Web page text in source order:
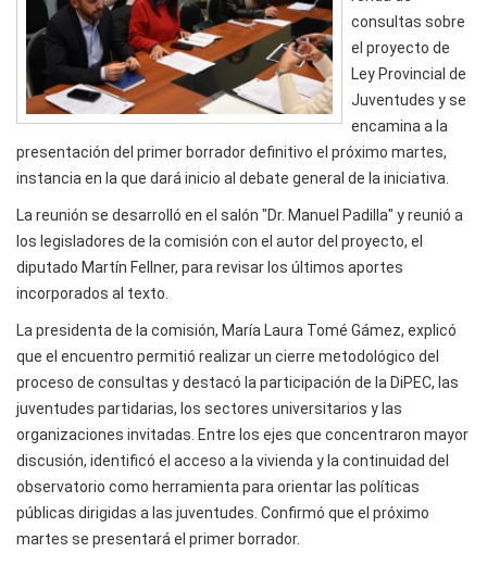
consultas sobre
el proyecto de
Ley Provincial de
Juventudes y se
encamina a la
presentación del primer borrador definitivo el próximo martes,
instancia en la que dará inicio al debate general de la iniciativa.
La reunión se desarrolló en el salón "Dr. Manuel Padilla" y reunió a
los legisladores de la comisión con el autor del proyecto, el
diputado Martín Fellner, para revisar los últimos aportes
incorporados al texto.
La presidenta de la comisión, María Laura Tomé Gámez, explicó
que el encuentro permitió realizar un cierre metodológico del
proceso de consultas y destacó la participación de la DiPEC, las
juventudes partidarias, los sectores universitarios y las
organizaciones invitadas. Entre los ejes que concentraron mayor
discusión, identificó el acceso a la vivienda y la continuidad del
observatorio como herramienta para orientar las políticas
públicas dirigidas a las juventudes. Confirmó que el próximo
martes se presentará el primer borrador.